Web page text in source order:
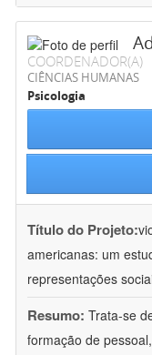
COORDENADOR(A)
CIÊNCIAS HUMANAS
Psicologia
Título do Projeto:
americanas: um
representações
Resumo: Trata-se
formação de